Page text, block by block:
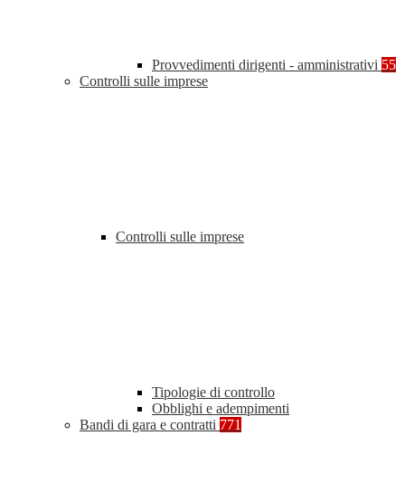
Provvedimenti dirigenti - amministrativi 55
Controlli sulle imprese
Controlli sulle imprese
Tipologie di controllo
Obblighi e adempimenti
Bandi di gara e contratti 771